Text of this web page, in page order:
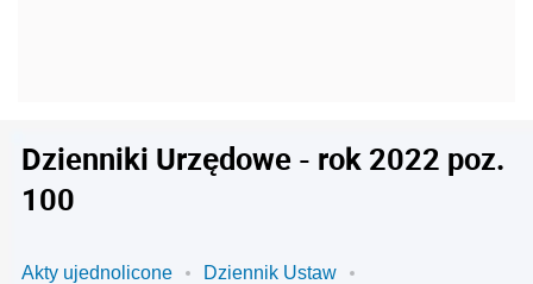
Dzienniki Urzędowe - rok 2022 poz.
100
Akty ujednolicone
Dziennik Ustaw